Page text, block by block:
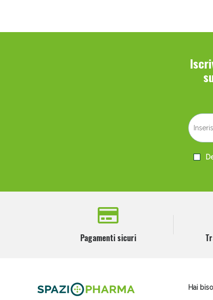
Pagamenti sicuri
Hai